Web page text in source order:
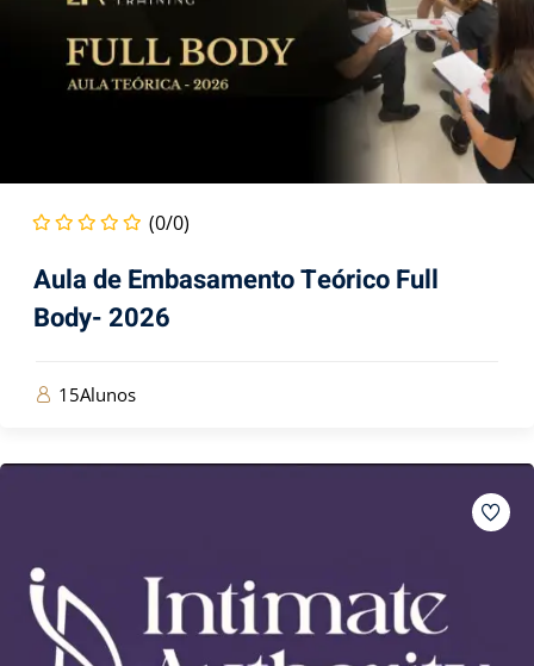
(0/0)
Aula de Embasamento Teórico Full
Body- 2026
15Alunos